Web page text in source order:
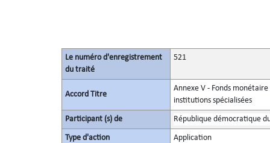
Le numéro d'enregistrement
du traité
521
Accord Titre
Annexe V - Fonds
institutions spécialisées
Participant (s) de République démocratique
Type d'action Application